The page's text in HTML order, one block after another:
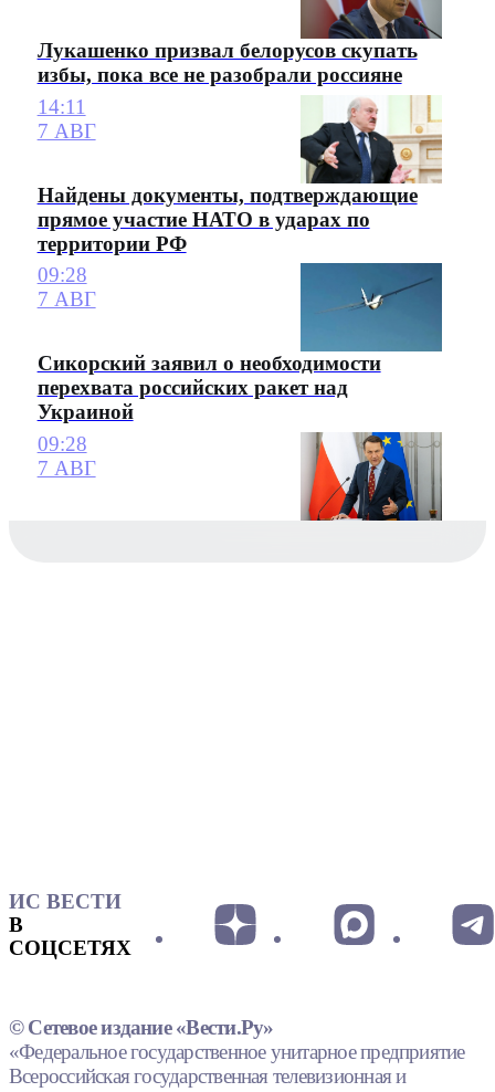
Лукашенко призвал белорусов скупать
избы, пока все не разобрали россияне
14:11
7 АВГ
Найдены документы, подтверждающие
прямое участие НАТО в ударах по
территории РФ
09:28
7 АВГ
Сикорский заявил о необходимости
перехвата российских ракет над
Украиной
09:28
7 АВГ
ИС ВЕСТИ
В
СОЦСЕТЯХ
© Сетевое издание «Вести.Ру»
«Федеральное государственное унитарное предприятие
Всероссийская государственная телевизионная и